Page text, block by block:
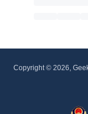
Copyright © 2026,